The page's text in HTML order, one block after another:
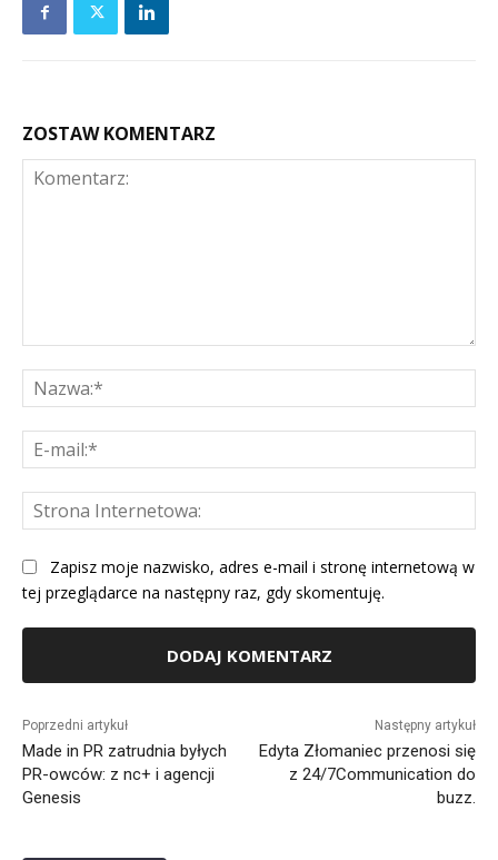
ZOSTAW KOMENTARZ
Zapisz moje nazwisko, adres e-mail i stronę internetową w
tej przeglądarce na następny raz, gdy skomentuję.
Poprzedni artykuł
Made in PR zatrudnia byłych
PR-owców: z nc+ i agencji
Genesis
Następny artykuł
Edyta Złomaniec przenosi się
z 24/7Communication do
buzz.